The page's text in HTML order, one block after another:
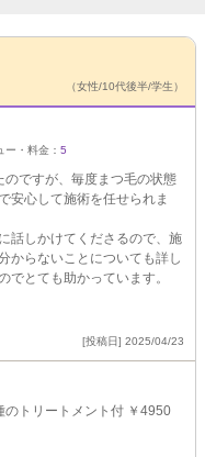
（女性/10代後半/学生）
ー・料金： 5
ですが、毎度まつ毛の状態
安心して施術を任せられま
話しかけてくださるので、施
からないことについても詳し
でとても助かっています。
[投稿日] 2025/04/23
のトリートメント付 ￥4950